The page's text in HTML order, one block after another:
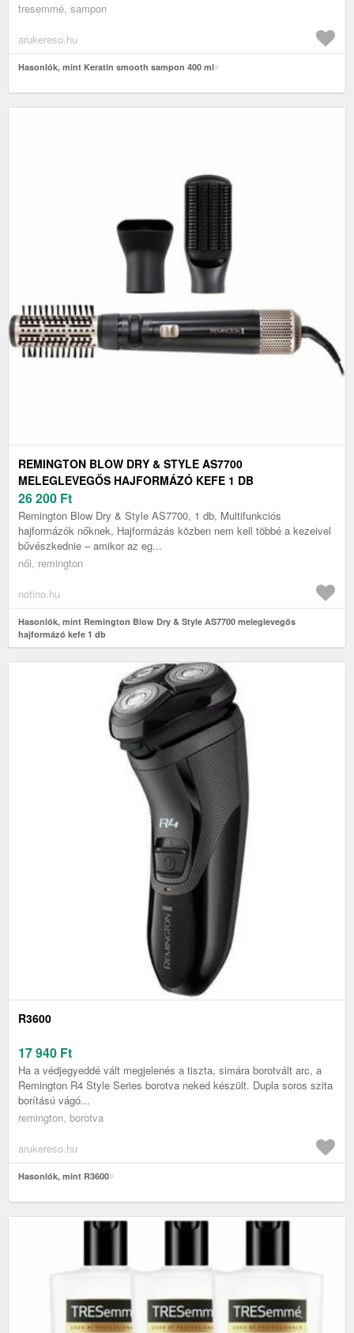
tresemmé, sampon
arukereso.hu
Hasonlók, mint Keratin smooth sampon 400 ml
REMINGTON BLOW DRY & STYLE AS7700
MELEGLEVEGŐS HAJFORMÁZÓ KEFE 1 DB
26 200 Ft
Remington Blow Dry & Style AS7700, 1 db, Multifunkciós
hajformázók nőknek, Hajformázás közben nem kell többé a kezeivel
bűvészkednie – amikor az eg...
női, remington
notino.hu
Hasonlók, mint Remington Blow Dry & Style AS7700 meleglevegős
hajformázó kefe 1 db
R3600
17 940 Ft
Ha a védjegyeddé vált megjelenés a tiszta, simára borotvált arc, a
Remington R4 Style Series borotva neked készült. Dupla soros szita
borítású vágó...
remington, borotva
arukereso.hu
Hasonlók, mint R3600